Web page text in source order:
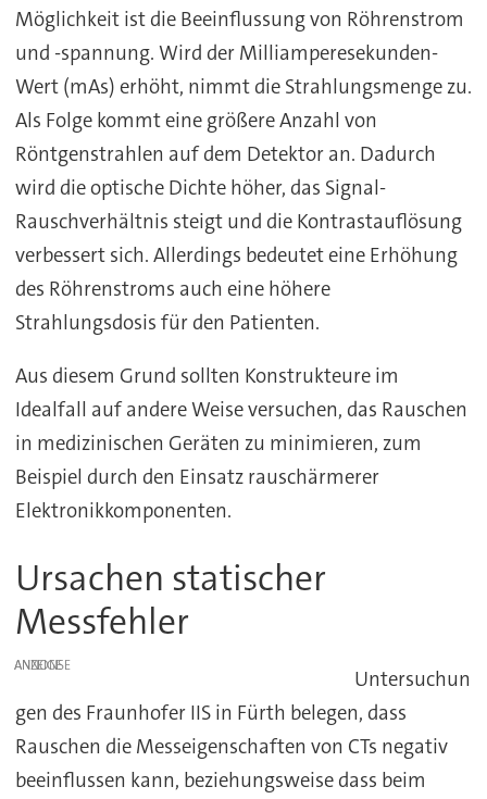
Möglichkeit ist die Beeinflussung von Röhrenstrom
und -spannung. Wird der Milliamperesekunden-
Wert (mAs) erhöht, nimmt die Strahlungsmenge zu.
Als Folge kommt eine größere Anzahl von
Röntgenstrahlen auf dem Detektor an. Dadurch
wird die optische Dichte höher, das Signal-
Rauschverhältnis steigt und die Kontrastauflösung
verbessert sich. Allerdings bedeutet eine Erhöhung
des Röhrenstroms auch eine höhere
Strahlungsdosis für den Patienten.
Aus diesem Grund sollten Konstrukteure im
Idealfall auf andere Weise versuchen, das Rauschen
in medizinischen Geräten zu minimieren, zum
Beispiel durch den Einsatz rauschärmerer
Elektronikkomponenten.
Ursachen statischer
Messfehler
ANZEIGE
Untersuchun
gen des Fraunhofer IIS in Fürth belegen, dass
Rauschen die Messeigenschaften von CTs negativ
beeinflussen kann, beziehungsweise dass beim